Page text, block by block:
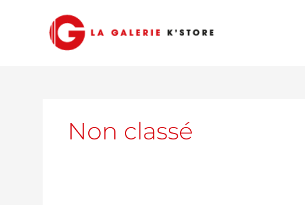
Non classé